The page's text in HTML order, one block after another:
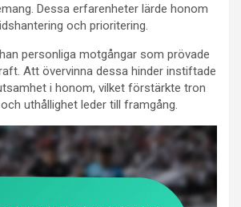
Dessa erfarenheter lärde honom
och prioritering.
personliga motgångar som prövade
Att övervinna dessa hinder instiftade
i honom, vilket förstärkte tron
uthållighet leder till framgång.